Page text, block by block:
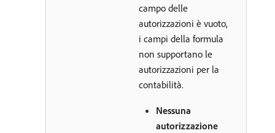
campo delle
autorizzazioni è vuoto,
i campi della formula
non supportano le
autorizzazioni per la
contabilità.
Nessuna
autorizzazione